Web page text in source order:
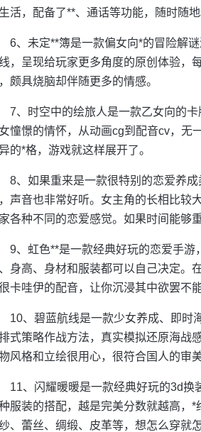
活，配备了**、通话等功能，随时随
6、未定**簿是一款偏女向*的冒险解
，呈现给玩家更多角度的原创体验，
颇具烧脑却伴随更多的情感。
7、时空中的绘旅人是一款乙女向的
憧憬的情怀，从动画cg到配音cv，无
的*格，游戏就这样展开了。
8、如果重来是一款很特别的恋爱养
声音也非常好听。女主角的长相比较
各种不同的恋爱感觉。如果时间能够
9、虹色**是一款经典好玩的恋爱手
身高、身材和服装都可以自己决定。
卡哇伊的配音，让你沉浸其中欲罢不能
10、碧蓝航线是一款少女养成、即时
式策略作战方法，真实模拟还原海战
风格和立绘很用心，很符合国人的审
11、闪耀暖暖是一款经典好玩的3d
服装的搭配，越是完美分数就越高，*
、蕾丝、绸缎、皮革等，想怎么穿就